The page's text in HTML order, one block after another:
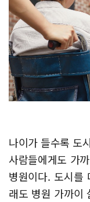
나이가 들수록 도
사람들에게도 가
병원이다. 도시를
래도 병원 가까이